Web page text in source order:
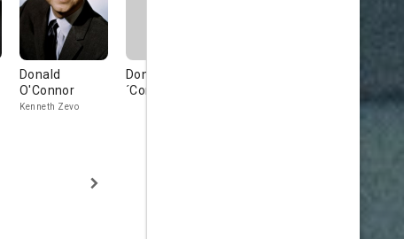
Donald
O'Connor
Kenneth Zevo
Donald O
´Connor